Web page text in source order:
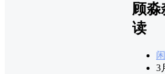
顾淼
读
3